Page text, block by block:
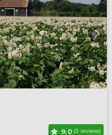
9,0(9 reviews)